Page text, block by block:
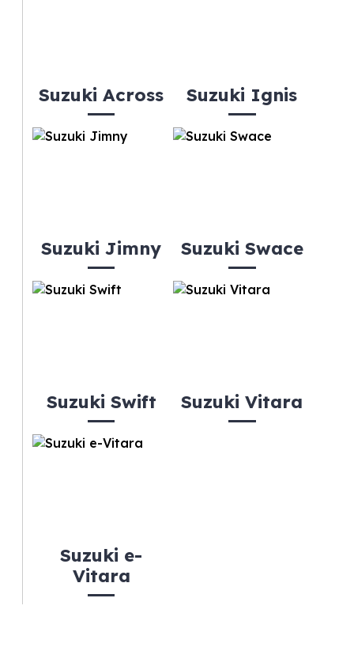
Suzuki Across Suzuki Ignis
Suzuki Jimny Suzuki Swace
Suzuki Swift Suzuki Vitara
Suzuki e-
Vitara